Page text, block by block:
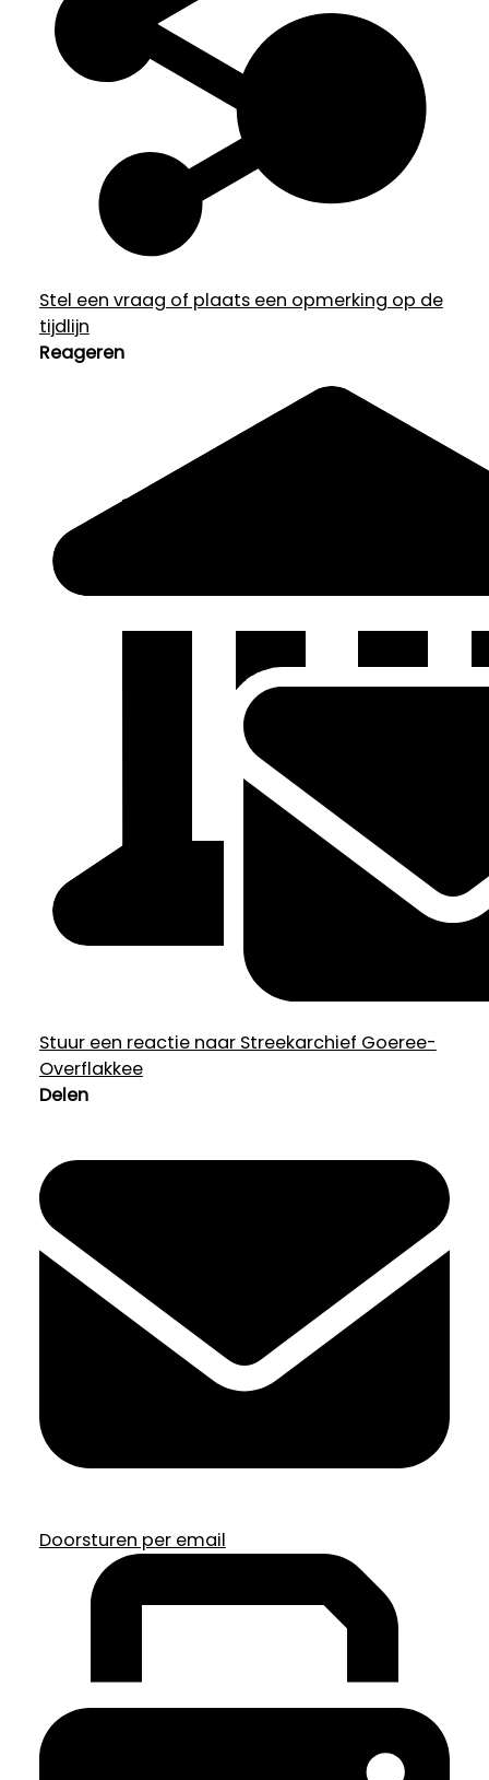
Stel een vraag of plaats een opmerking op de
tijdlijn
Reageren
Stuur een reactie naar Streekarchief Goeree-
Overflakkee
Delen
Doorsturen per email